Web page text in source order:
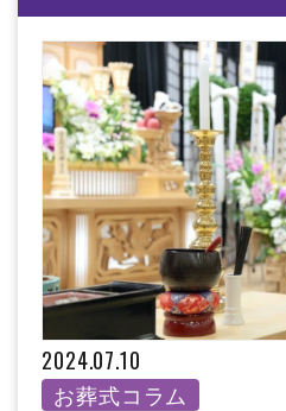
2024.07.10
お葬式コラム